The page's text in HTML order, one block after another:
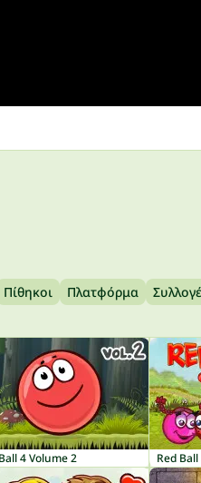
Πίθηκοι Πλατφόρμα
4 Volume 2 Red Ball